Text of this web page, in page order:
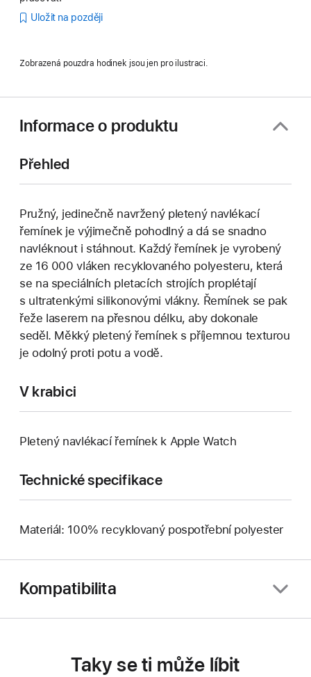
Uložit na později
Zobrazená pouzdra hodinek jsou jen pro ilustraci.
Informace o produktu
Přehled
Pružný, jedinečně navržený pletený navlékací
řemínek je výjimečně pohodlný a dá se snadno
navléknout i stáhnout. Každý řemínek je vyrobený
ze 16 000 vláken recyklovaného polyesteru, která
se na speciálních pletacích strojích proplétají
s ultratenkými silikonovými vlákny. Řemínek se pak
řeže laserem na přesnou délku, aby dokonale
seděl. Měkký pletený řemínek s příjemnou texturou
je odolný proti potu a vodě.
V krabici
Pletený navlékací řemínek k Apple Watch
Technické specifikace
Materiál: 100% recyklovaný pospotřební polyester
Kompatibilita
Taky se ti může líbit